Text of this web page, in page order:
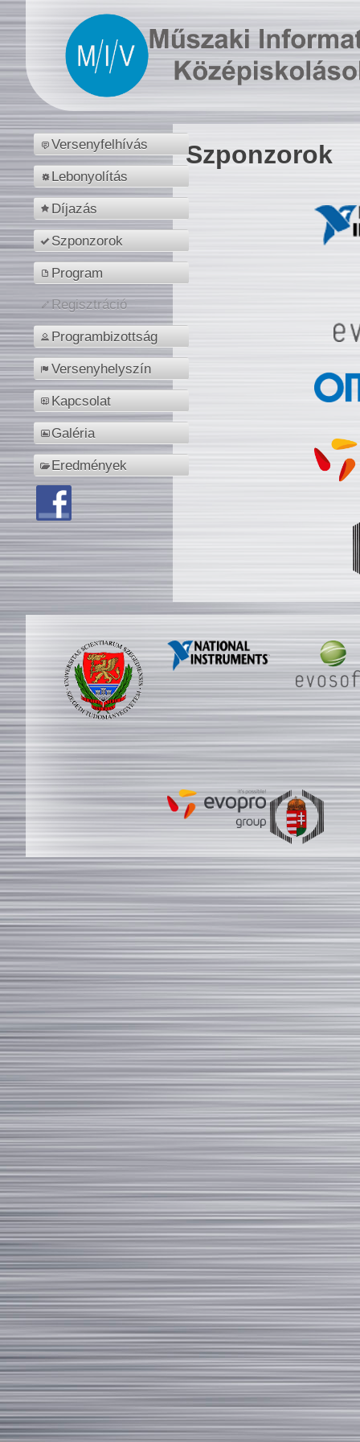
Versenyfelhívás
Lebonyolítás
Díjazás
Szponzorok
Program
Regisztráció
Programbizottság
Versenyhelyszín
Kapcsolat
Galéria
Eredmények
Szponzorok